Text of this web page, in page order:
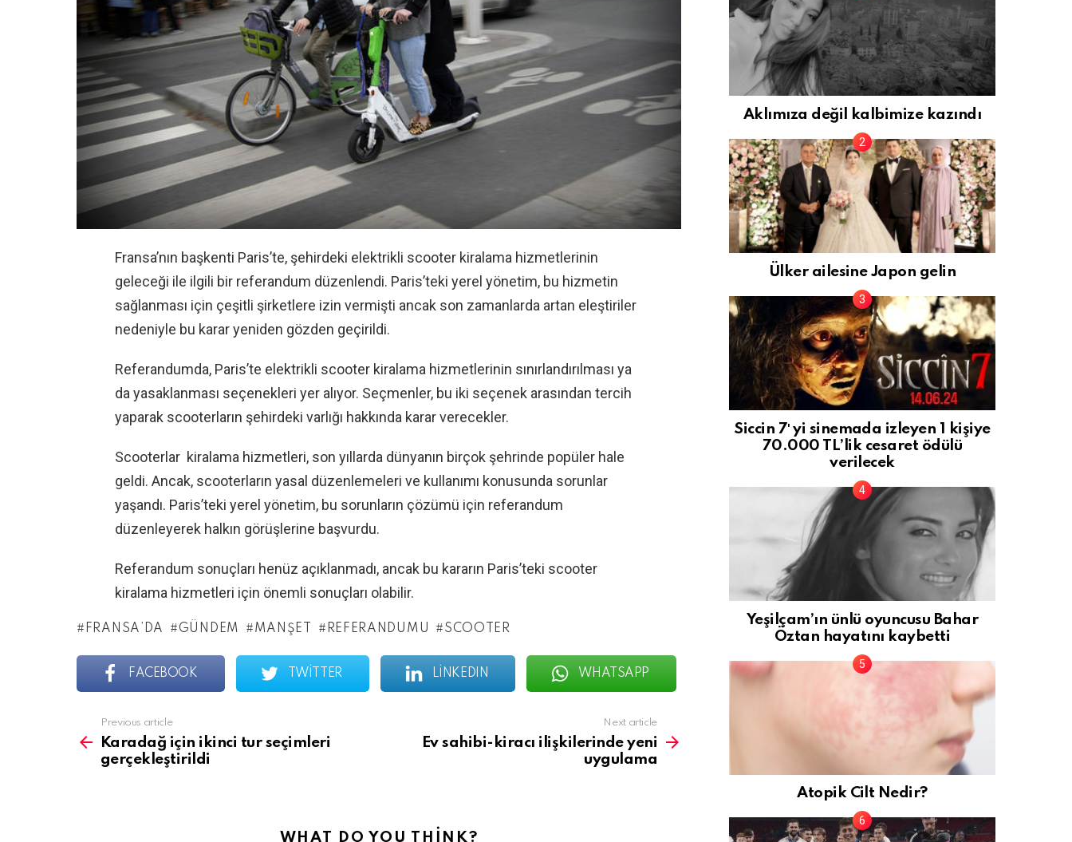
Fransa’nın başkenti Paris’te, şehirdeki elektrikli scooter kiralama hizmetlerinin
geleceği ile ilgili bir referandum düzenlendi. Paris’teki yerel yönetim, bu hizmetin
sağlanması için çeşitli şirketlere izin vermişti ancak son zamanlarda artan eleştiriler
nedeniyle bu karar yeniden gözden geçirildi.
Referandumda, Paris’te elektrikli scooter kiralama hizmetlerinin sınırlandırılması ya
da yasaklanması seçenekleri yer alıyor. Seçmenler, bu iki seçenek arasından tercih
yaparak scooterların şehirdeki varlığı hakkında karar verecekler.
Scooterlar kiralama hizmetleri, son yıllarda dünyanın birçok şehrinde popüler hale
geldi. Ancak, scooterların yasal düzenlemeleri ve kullanımı konusunda sorunlar
yaşandı. Paris’teki yerel yönetim, bu sorunların çözümü için referandum
düzenleyerek halkın görüşlerine başvurdu.
Referandum sonuçları henüz açıklanmadı, ancak bu kararın Paris’teki scooter
kiralama hizmetleri için önemli sonuçları olabilir.
FRANSA’DA GÜNDEM MANŞET REFERANDUMU SCOOTER
FACEBOOK TWITTER LINKEDIN WHATSAPP
more
Previous article
Karadağ için ikinci tur seçimleri
gerçekleştirildi
Next article
Ev sahibi-kiracı ilişkilerinde yeni
uygulama
WHAT DO YOU THINK?
Aklımıza değil kalbimize kazındı
Ülker ailesine Japon gelin
Siccin 7′ yi sinemada izleyen 1 kişiye
70.000 TL’lik cesaret ödülü
verilecek
Yeşilçam’ın ünlü oyuncusu Bahar
Öztan hayatını kaybetti
Atopik Cilt Nedir?